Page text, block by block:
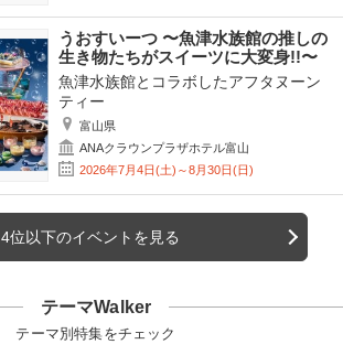
うおすいーつ 〜魚津水族館の推しの
生き物たちがスイーツに大変身!!〜
魚津水族館とコラボしたアフタヌーン
ティー
富山県
ANAクラウンプラザホテル富山
2026年7月4日(土)～8月30日(日)
4位以下のイベントを見る
テーマWalker
テーマ別特集をチェック